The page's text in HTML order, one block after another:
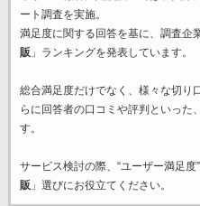
ート調査を実施。
満足度に関する回答を基に、調査企
販 」ランキングを発表しています。
総合満足度だけでなく、様々な切り
らに回答者の口コミや評判といった
す。
サービス検討の際、“ユーザー満足度
販 」選びにお役立てください。